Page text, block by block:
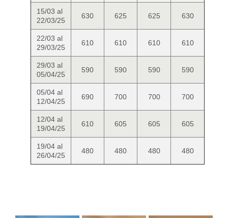
15/03 al
22/03/25
630 625 625 630
22/03 al
29/03/25
610 610 610 610
29/03 al
05/04/25
590 590 590 590
05/04 al
12/04/25
690 700 700 700
12/04 al
19/04/25
610 605 605 605
19/04 al
26/04/25
480 480 480 480